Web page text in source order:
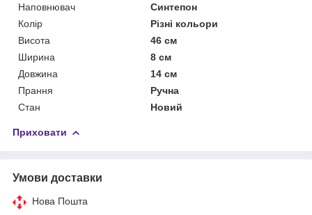
Наповнювач
Синтепон
Колір
Різні кольори
Висота
46 см
Ширина
8 см
Довжина
14 см
Прання
Ручна
Стан
Новий
Приховати
Умови доставки
Нова Пошта